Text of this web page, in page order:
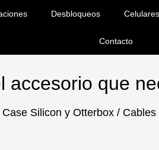
Desbloqueos Celulares
Contacto
accesorio que
Silicon y Otterbox /